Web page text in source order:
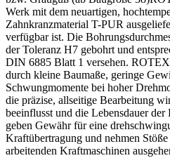
Werk mit dem neuartigen,
Zahnkranzmaterial T-PUR
verfügbar ist. Die
der Toleranz H7 gebohrt und
DIN 6885 Blatt 1 versehen.
durch kleine Baumaße, geringe
Schwungmomente bei hoher
die präzise, allseitige Bearbeitung
beeinflusst und die Lebensdauer
geben Gewähr für eine
Kraftübertragung und nehmen
arbeitenden Kraftmaschinen